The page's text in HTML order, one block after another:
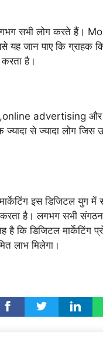
सभी लोग करते हैं।
जान पाए कि ग्राहक
है।
advertising और
से ज्यादा लोग जिस
इस डिजिटल युग
है। लगभग सभी
है कि डिजिटल
लाभ मिलेगा।